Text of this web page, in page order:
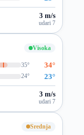
3 m/s
udari 7
Visoka
35° 34°
24° 23°
3 m/s
udari 7
Srednja